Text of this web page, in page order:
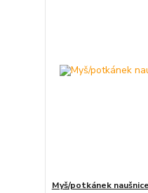
Myš/potkánek